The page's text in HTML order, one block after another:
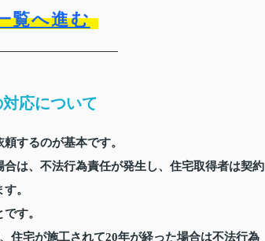
覧へ進む
応について
するのが基本です。
は、不法行為責任が発生し、住宅取得者は契約
。
す。
住宅が施工されて20年が経った場合は不法行為